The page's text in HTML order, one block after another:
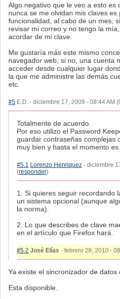
Algo negativo que le veo a esto es
nunca se me olvidan mis claves
funcionalidad, al cabo de un mes,
revisar mi correo y no tengo la
acordar de mi clave.
Me gustaría más este mismo
navegador web, si no, una cuenta
acceder desde cualquier lugar
la que me administre las demás
etc.
#5 E.D. - diciembre 17, 2009 - 08:44 AM
Totalmente de acuerdo.
Por eso utilizo el Password
guardar contraseñas complejas
muy bien y hasta el momento es
#5.1 Lorenzo Henriquez - diciembre
(responder)
1. Si quieres seguir recordando
un sistema opcional (aunque
la norma).
2. Lo que describes de clave
en el artículo que Firefox hará.
#5.2 José Elías - febrero 28, 2010 -
Ya existe el sincronizador de datos
Esta disponible.